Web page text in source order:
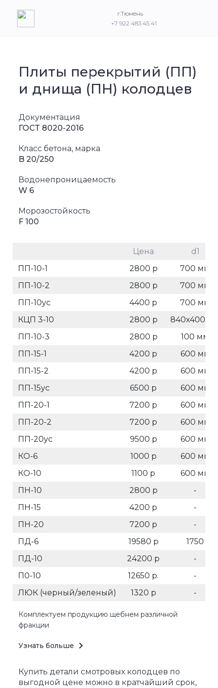
г.Тюмень
+7 922 483 45 41
Плиты перекрытий (ПП)
и днища (ПН) колодцев
Документация
ГОСТ 8020-2016
Класс бетона, марка
B 20/250
Водонепроницаемость
W 6
Морозостойкость
F 100
Купить детали смотровых колодцев по
выгодной цене можно в кратчайший срок,
Цена
d1
ПП-10-1
2800 р
700 мм
ПП-10-2
2800 р
700 мм
ПП-10ус
4400 р
700 мм
КЦП 3-10
2800 р
840х400
ПП-10-3
2800 р
100 мм
ПП-15-1
4200 р
600 мм
ПП-15-2
4200 р
600 мм
ПП-15ус
6500 р
600 мм
ПП-20-1
7200 р
600 мм
ПП-20-2
7200 р
600 мм
ПП-20ус
9500 р
600 мм
КО-6
1000 р
600 мм
КО-10
1100 р
600 мм
ПН-10
2800 р
-
ПН-15
4200 р
-
ПН-20
7200 р
-
ПД-6
19580 р
1750
ПД-10
24200 р
-
П0-10
12650 р.
-
ЛЮК (черный/зеленый)
1320 р -
Комплектуем продукцию щебнем различной
фракции
Узнать больше